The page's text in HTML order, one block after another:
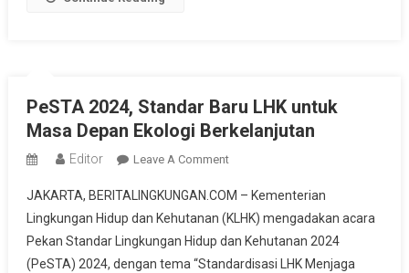
PeSTA 2024, Standar Baru LHK untuk
Masa Depan Ekologi Berkelanjutan
Editor Leave A CommentOn
2024,
Standar
Baru
LHK
JAKARTA, BERITALINGKUNGAN.COM – Kementerian
Lingkungan Hidup dan Kehutanan (KLHK) mengadakan acara
Pekan Standar Lingkungan Hidup dan Kehutanan 2024
(PeSTA) 2024, dengan tema “Standardisasi LHK Menjaga